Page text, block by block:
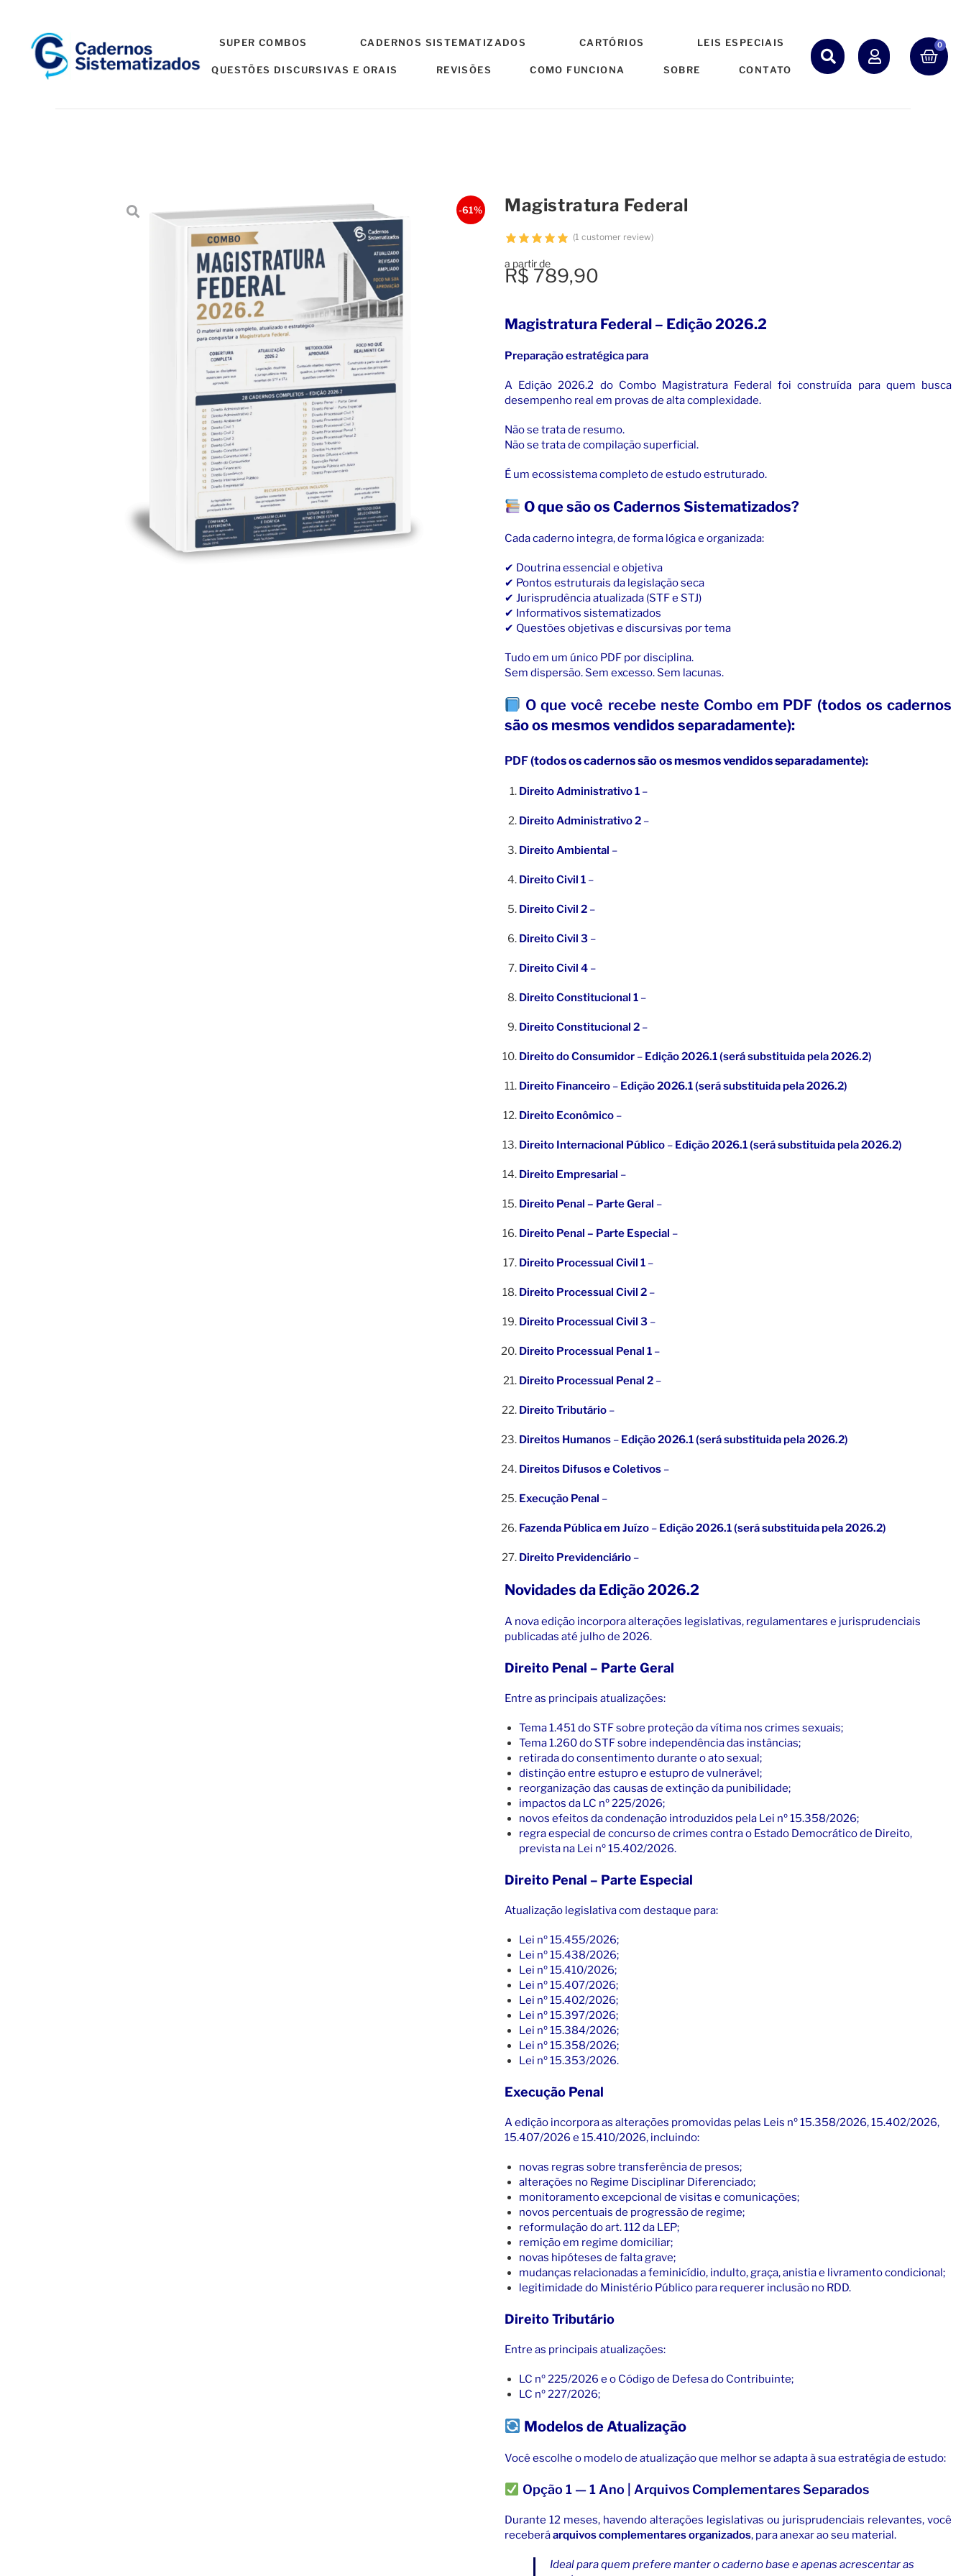
SUPER COMBOS CADERNOS SISTEMATIZADOS CARTÓRIOS LEIS ESPECIAIS
QUESTÕES DISCURSIVAS E ORAIS REVISÕES COMO FUNCIONA SOBRE CONTATO
0
-61% Magistratura Federal
(1 customer review)
a partir de
R$ 789,90
Magistratura Federal – Edição 2026.2
Preparação estratégica para
A Edição 2026.2 do Combo Magistratura Federal foi construída para quem busca
desempenho real em provas de alta complexidade.
Não se trata de resumo.
Não se trata de compilação superficial.
É um ecossistema completo de estudo estruturado.
O que são os Cadernos Sistematizados?
Cada caderno integra, de forma lógica e organizada:
✔ Doutrina essencial e objetiva
✔ Pontos estruturais da legislação seca
✔ Jurisprudência atualizada (STF e STJ)
✔ Informativos sistematizados
✔ Questões objetivas e discursivas por tema
Tudo em um único PDF por disciplina.
Sem dispersão. Sem excesso. Sem lacunas.
O que você recebe neste Combo em PDF (todos os cadernos
são os mesmos vendidos separadamente):
PDF(todos os cadernos são os mesmos vendidos separadamente):
Direito Administrativo 1 –
Direito Administrativo 2 –
Direito Ambiental –
Direito Civil 1 –
Direito Civil 2 –
Direito Civil 3 –
Direito Civil 4 –
Direito Constitucional 1 –
Direito Constitucional 2 –
Direito do Consumidor – Edição 2026.1 (será substituida pela 2026.2)
Direito Financeiro – Edição 2026.1 (será substituida pela 2026.2)
Direito Econômico –
Direito Internacional Público – Edição 2026.1 (será substituida pela 2026.2)
Direito Empresarial –
Direito Penal – Parte Geral –
Direito Penal – Parte Especial –
Direito Processual Civil 1 –
Direito Processual Civil 2 –
Direito Processual Civil 3 –
Direito Processual Penal 1 –
Direito Processual Penal 2 –
Direito Tributário –
Direitos Humanos – Edição 2026.1 (será substituida pela 2026.2)
Direitos Difusos e Coletivos –
Execução Penal –
Fazenda Pública em Juízo – Edição 2026.1 (será substituida pela 2026.2)
Direito Previdenciário –
Novidades da Edição 2026.2
A nova edição incorpora alterações legislativas, regulamentares e jurisprudenciais
publicadas até julho de 2026.
Direito Penal – Parte Geral
Entre as principais atualizações:
Tema 1.451 do STF sobre proteção da vítima nos crimes sexuais;
Tema 1.260 do STF sobre independência das instâncias;
retirada do consentimento durante o ato sexual;
distinção entre estupro e estupro de vulnerável;
reorganização das causas de extinção da punibilidade;
impactos da LC nº 225/2026;
novos efeitos da condenação introduzidos pela Lei nº 15.358/2026;
regra especial de concurso de crimes contra o Estado Democrático de Direito,
prevista na Lei nº 15.402/2026.
Direito Penal – Parte Especial
Atualização legislativa com destaque para:
Lei nº 15.455/2026;
Lei nº 15.438/2026;
Lei nº 15.410/2026;
Lei nº 15.407/2026;
Lei nº 15.402/2026;
Lei nº 15.397/2026;
Lei nº 15.384/2026;
Lei nº 15.358/2026;
Lei nº 15.353/2026.
Execução Penal
A edição incorpora as alterações promovidas pelas Leis nº 15.358/2026, 15.402/2026,
15.407/2026 e 15.410/2026, incluindo:
novas regras sobre transferência de presos;
alterações no Regime Disciplinar Diferenciado;
monitoramento excepcional de visitas e comunicações;
novos percentuais de progressão de regime;
reformulação do art. 112 da LEP;
remição em regime domiciliar;
novas hipóteses de falta grave;
mudanças relacionadas a feminicídio, indulto, graça, anistia e livramento condicional;
legitimidade do Ministério Público para requerer inclusão no RDD.
Direito Tributário
Entre as principais atualizações:
LC nº 225/2026 e o Código de Defesa do Contribuinte;
LC nº 227/2026;
Modelos de Atualização
Você escolhe o modelo de atualização que melhor se adapta à sua estratégia de estudo:
Opção 1 — 1 Ano | Arquivos Complementares Separados
Durante 12 meses, havendo alterações legislativas ou jurisprudenciais relevantes, você
receberáarquivos complementares organizados, para anexar ao seu material.
Ideal para quem prefere manter o caderno base e apenas acrescentar as